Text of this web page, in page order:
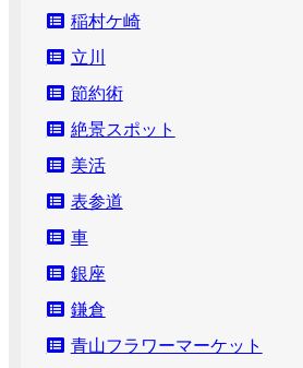
稲村ケ崎
立川
節約術
絶景スポット
美活
表参道
車
銀座
鎌倉
青山フラワーマーケット